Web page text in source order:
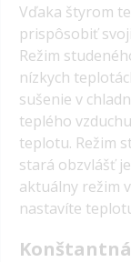
Vďaka štyrom
prispôsobiť
Režim
nízkych
sušenie v
teplého
teplotu. Režim
stará obzvlášť
aktuálny režim
nastavíte